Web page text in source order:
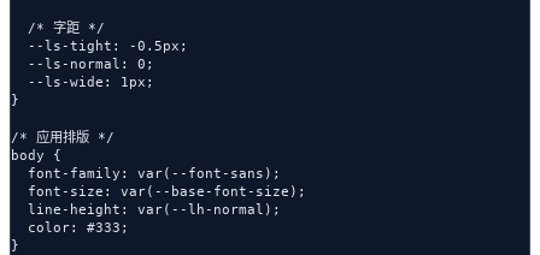
  /* 字距 */
  --ls-tight: -0.5px;
  --ls-normal: 0;
  --ls-wide: 1px;
}
/* 应用排版 */
body {
  font-family: var(--font-sans);
  font-size: var(--base-font-size);
  line-height: var(--lh-normal);
  color: #333;
}